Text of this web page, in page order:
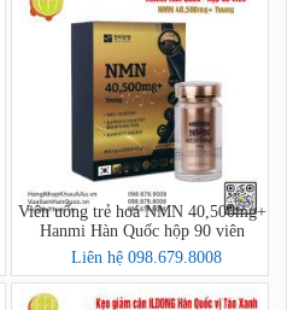
Viên uống trẻ hoá NMN 40,500mg+
Hanmi Hàn Quốc hộp 90 viên
Liên hệ 098.679.8008